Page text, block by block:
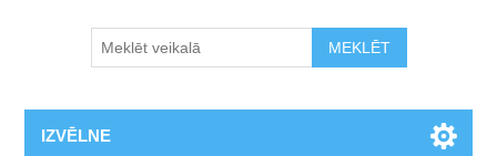
MEKLĒT
IZVĒLNE